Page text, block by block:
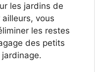
les jardins de
vous
les restes
des petits